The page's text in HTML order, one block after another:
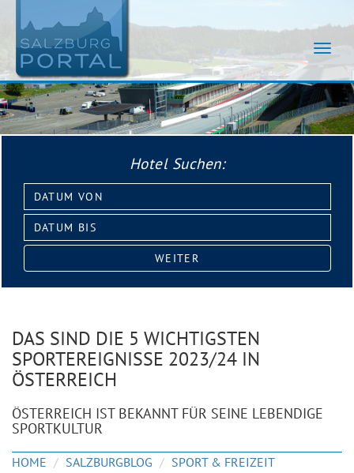
Hotel Suchen:
Datum
von:
Datum
bis:
WEITER
DAS SIND DIE 5 WICHTIGSTEN
SPORTEREIGNISSE 2023/24 IN
ÖSTERREICH
ÖSTERREICH IST BEKANNT FÜR SEINE LEBENDIGE
SPORTKULTUR
HOME SALZBURGBLOG
SPORT & FREIZEIT